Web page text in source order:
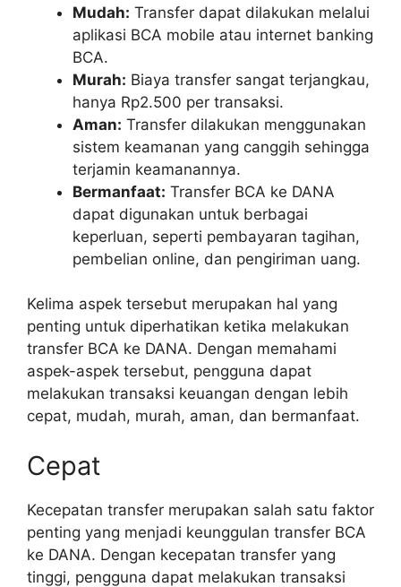
Mudah: Transfer dapat dilakukan melalui
aplikasi BCA mobile atau internet banking
BCA.
Murah: Biaya transfer sangat terjangkau,
hanya Rp2.500 per transaksi.
Aman: Transfer dilakukan menggunakan
sistem keamanan yang canggih sehingga
terjamin keamanannya.
Bermanfaat: Transfer BCA ke DANA
dapat digunakan untuk berbagai
keperluan, seperti pembayaran tagihan,
pembelian online, dan pengiriman uang.
Kelima aspek tersebut merupakan hal yang
penting untuk diperhatikan ketika melakukan
transfer BCA ke DANA. Dengan memahami
aspek-aspek tersebut, pengguna dapat
melakukan transaksi keuangan dengan lebih
cepat, mudah, murah, aman, dan bermanfaat.
Cepat
Kecepatan transfer merupakan salah satu faktor
penting yang menjadi keunggulan transfer BCA
ke DANA. Dengan kecepatan transfer yang
tinggi, pengguna dapat melakukan transaksi